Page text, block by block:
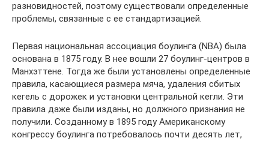
разновидностей, поэтому существовали определенные
проблемы, связанные с ее стандартизацией.
Первая национальная ассоциация боулинга (NBA) была
основана в 1875 году. В нее вошли 27 боулинг-центров в
Манхэттене. Тогда же были установлены определенные
правила, касающиеся размера мяча, удаления сбитых
кегель с дорожек и установки центральной кегли. Эти
правила даже были изданы, но должного признания не
получили. Созданному в 1895 году Американскому
конгрессу боулинга потребовалось почти десять лет,